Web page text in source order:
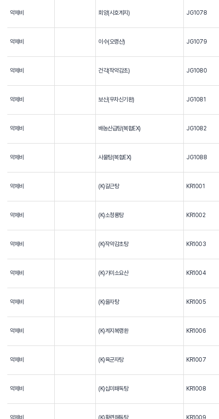
약제비 회양(시호계지) JG1078
약제비 이수(오령산) JG1079
약제비 건각(작약감초) JG1080
약제비 보신(우차신기환) JG1081
약제비 배농산급탕(복합EX) JG1082
약제비 사물탕(복합EX) JG1088
약제비 (K)갈근탕 KR1001
약제비 (K)소청룡탕 KR1002
약제비 (K)작약감초탕 KR1003
약제비 (K)가미소요산 KR1004
약제비 (K)을자탕 KR1005
약제비 (K)계지복령환 KR1006
약제비 (K)육군자탕 KR1007
약제비 (K)십미패독탕 KR1008